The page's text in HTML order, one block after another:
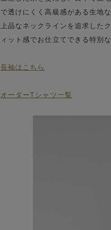
で透けにくく高級感がある生地
上品なネックラインを追求した
ィット感でお仕立てできる特別
長袖はこちら
オーダーTシャツ一覧